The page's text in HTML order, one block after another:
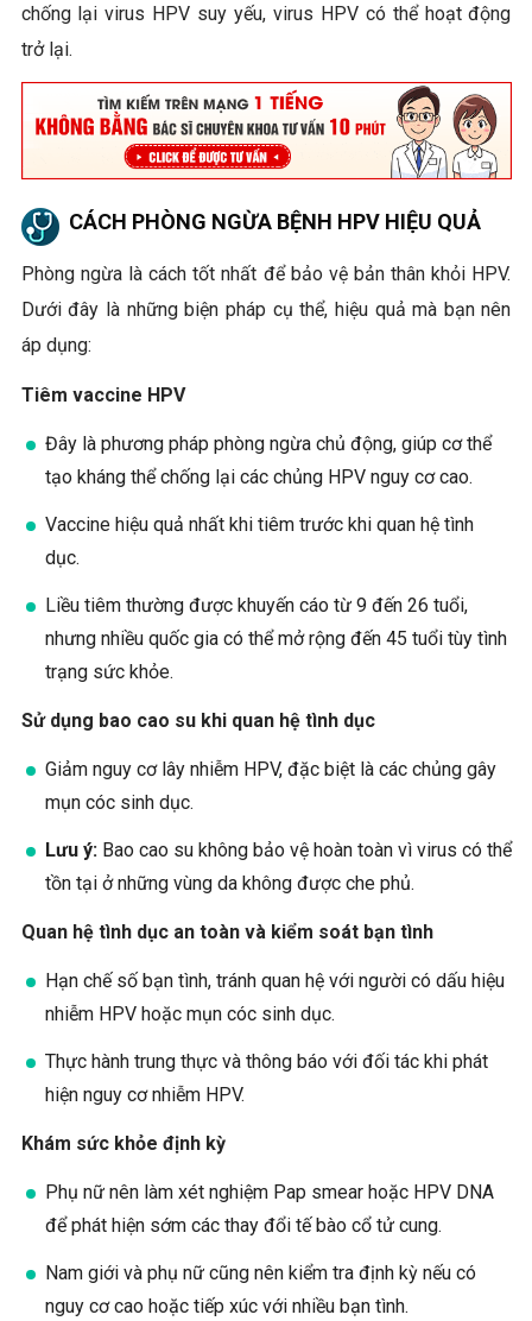
chống lại virus HPV suy yếu, virus HPV có thể hoạt động
trở lại.
CÁCH PHÒNG NGỪA BỆNH HPV HIỆU QUẢ
Phòng ngừa là cách tốt nhất để bảo vệ bản thân khỏi HPV.
Dưới đây là những biện pháp cụ thể, hiệu quả mà bạn nên
áp dụng:
Tiêm vaccine HPV
Đây là phương pháp phòng ngừa chủ động, giúp cơ thể
tạo kháng thể chống lại các chủng HPV nguy cơ cao.
Vaccine hiệu quả nhất khi tiêm trước khi quan hệ tình
dục.
Liều tiêm thường được khuyến cáo từ 9 đến 26 tuổi,
nhưng nhiều quốc gia có thể mở rộng đến 45 tuổi tùy tình
trạng sức khỏe.
Sử dụng bao cao su khi quan hệ tình dục
Giảm nguy cơ lây nhiễm HPV, đặc biệt là các chủng gây
mụn cóc sinh dục.
Lưu ý:Bao cao su không bảo vệ hoàn toàn vì virus có thể
tồn tại ở những vùng da không được che phủ.
Quan hệ tình dục an toàn và kiểm soát bạn tình
Hạn chế số bạn tình, tránh quan hệ với người có dấu hiệu
nhiễm HPV hoặc mụn cóc sinh dục.
Thực hành trung thực và thông báo với đối tác khi phát
hiện nguy cơ nhiễm HPV.
Khám sức khỏe định kỳ
Phụ nữ nên làm xét nghiệm Pap smear hoặc HPV DNA
để phát hiện sớm các thay đổi tế bào cổ tử cung.
Nam giới và phụ nữ cũng nên kiểm tra định kỳ nếu có
nguy cơ cao hoặc tiếp xúc với nhiều bạn tình.